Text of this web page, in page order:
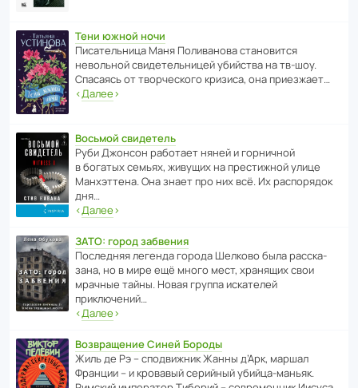
Тени южной ночи
Писа­тель­ница Маня Поли­ва­нова стано­вится
невольной свиде­тель­ницей убийства на тв-шоу.
Спасаясь от твор­че­с­кого кризиса, она приезжает…
‹Далее›
Восьмой свидетель
Руби Джонсон рабо­тает няней и горни­чной
в богатых семьях, живущих на прес­ти­жной улице
Манх­эт­тена. Она знает про них всё. Их распо­рядок
дня…
‹Далее›
ЗАТО: город забвения
После­дняя легенда города Шелково была расска­
зана, но в мире ещё много мест, хранящих свои
мрачные тайны. Новая группа иска­телей
приключений…
‹Далее›
Возвращение Синей Бороды
Жиль де Рэ – спод­ви­жник Жанны д’Арк, маршал
Франции – и кровавый серийный убийца-маньяк.